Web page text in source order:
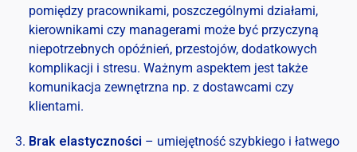
pomiędzy pracownikami, poszczególnymi działami,
kierownikami czy managerami może być przyczyną
niepotrzebnych opóźnień, przestojów, dodatkowych
komplikacji i stresu. Ważnym aspektem jest także
komunikacja zewnętrzna np. z dostawcami czy
klientami.
Brak elastyczności – umiejętność szybkiego i łatwego